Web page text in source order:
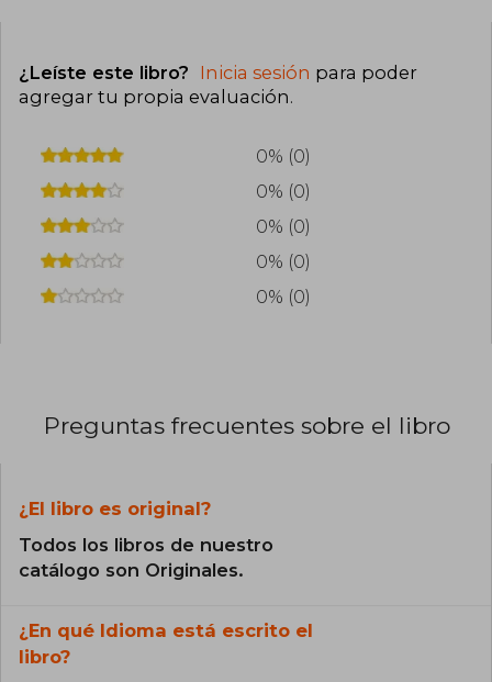
¿Leíste este libro? Inicia sesión para poder
agregar tu propia evaluación.
0% (0)
0% (0)
0% (0)
0% (0)
0% (0)
Preguntas frecuentes sobre el libro
¿El libro es original?
Todos los libros de nuestro
catálogo son Originales.
¿En qué Idioma está escrito el
libro?